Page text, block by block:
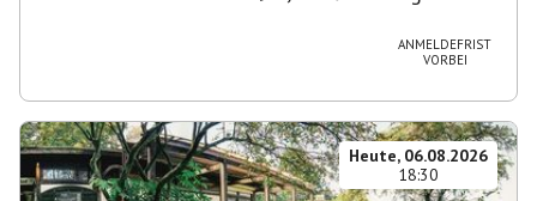
ANMELDEFRIST
VORBEI
Heute, 06.08.2026
18:30